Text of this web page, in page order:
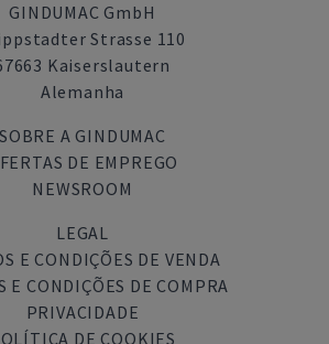
GINDUMAC GmbH
Strasse 110
Kaiserslautern
Alemanha
SOBRE A GINDUMAC
DE EMPREGO
NEWSROOM
LEGAL
E CONDIÇÕES DE VENDA
E CONDIÇÕES DE COMPRA
PRIVACIDADE
DE COOKIES